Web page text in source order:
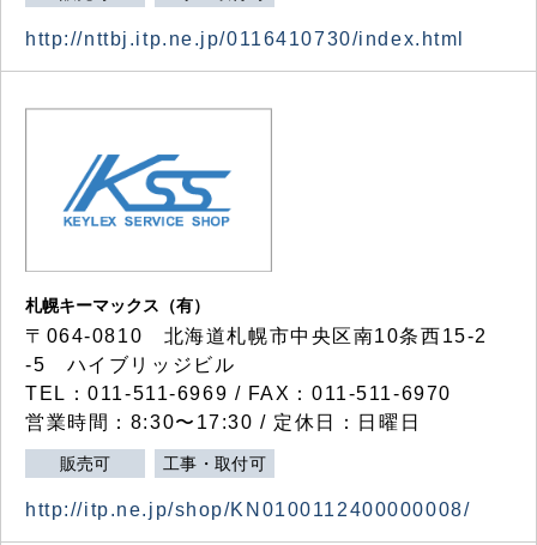
http://nttbj.itp.ne.jp/0116410730/index.html
札幌キーマックス（有）
〒064-0810 北海道札幌市中央区南10条西15-2
-5 ハイブリッジビル
TEL：011-511-6969 / FAX：011-511-6970
営業時間：8:30〜17:30 / 定休日：日曜日
販売可 工事・取付可
http://itp.ne.jp/shop/KN0100112400000008/